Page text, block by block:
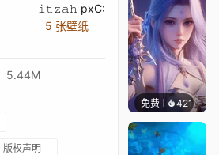
𝚒𝚝𝚣𝚊𝚑 pxC:
5 张壁纸
5.44M
版权声明
免费 421好看